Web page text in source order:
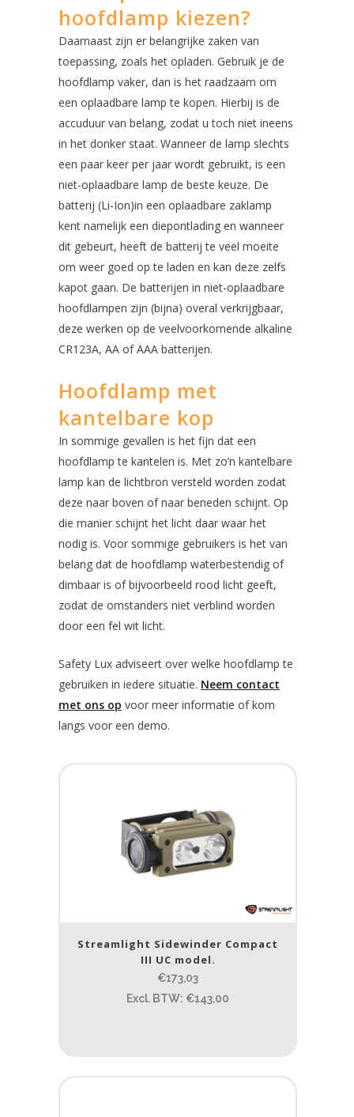
hoofdlamp kiezen?
Daarnaast zijn er belangrijke zaken van
toepassing, zoals het opladen. Gebruik je de
hoofdlamp vaker, dan is het raadzaam om
een oplaadbare lamp te kopen. Hierbij is de
accuduur van belang, zodat u toch niet ineens
in het donker staat. Wanneer de lamp slechts
een paar keer per jaar wordt gebruikt, is een
niet-oplaadbare lamp de beste keuze. De
batterij (Li-Ion)in een oplaadbare zaklamp
kent namelijk een diepontlading en wanneer
dit gebeurt, heeft de batterij te veel moeite
om weer goed op te laden en kan deze zelfs
kapot gaan. De batterijen in niet-oplaadbare
hoofdlampen zijn (bijna) overal verkrijgbaar,
deze werken op de veelvoorkomende alkaline
CR123A, AA of AAA batterijen.
Hoofdlamp met
kantelbare kop
In sommige gevallen is het fijn dat een
hoofdlamp te kantelen is. Met zo’n kantelbare
lamp kan de lichtbron versteld worden zodat
deze naar boven of naar beneden schijnt. Op
die manier schijnt het licht daar waar het
nodig is. Voor sommige gebruikers is het van
belang dat de hoofdlamp waterbestendig of
dimbaar is of bijvoorbeeld rood licht geeft,
zodat de omstanders niet verblind worden
door een fel wit licht.
Safety Lux adviseert over welke hoofdlamp te
gebruiken in iedere situatie. Neem contact
met ons op voor meer informatie of kom
langs voor een demo.
Streamlight Sidewinder Compact
III UC model.
€173,03
Excl. BTW: €143,00